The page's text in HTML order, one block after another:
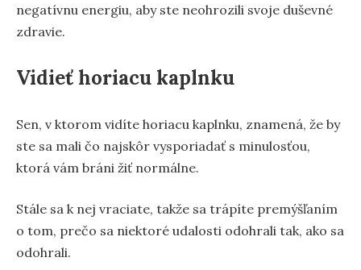
negatívnu energiu, aby ste neohrozili svoje duševné
zdravie.
Vidieť horiacu kaplnku
Sen, v ktorom vidíte horiacu kaplnku, znamená, že by
ste sa mali čo najskôr vysporiadať s minulosťou,
ktorá vám bráni žiť normálne.
Stále sa k nej vraciate, takže sa trápíte premýšľaním
o tom, prečo sa niektoré udalosti odohrali tak, ako sa
odohrali.